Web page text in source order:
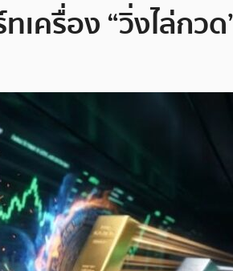
ครื่อง “วิ่งไล่กว